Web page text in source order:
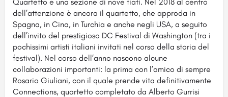
dell’attenzione è ancora il quartetto, che approda in
Spagna, in Cina, in Turchia e anche negli USA, a seguito
dell’invito del prestigioso DC Festival di Washington (tra i
pochissimi artisti italiani invitati nel corso della storia del
festival). Nel corso dell’anno nascono alcune
collaborazioni importanti: la prima con l’amico di sempre
Rosario Giuliani, con il quale prende vita definitivamente
Connections, quartetto completato da Alberto Gurrisi